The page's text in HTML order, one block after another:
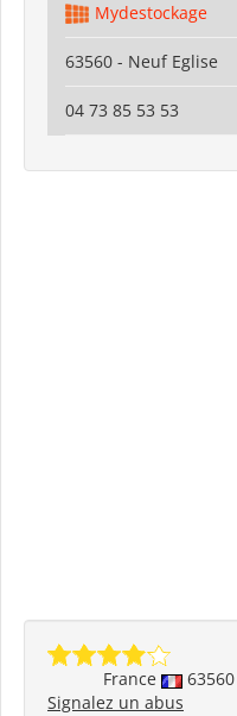
Mydestockage
63560 - Neuf Eglise
04 73 85 53 53
France 63560
Signalez un abus